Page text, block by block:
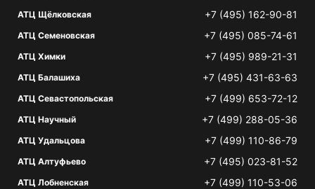
АТЦ Щёлковская +7 (495) 162-90-81
АТЦ Семеновская +7 (495) 085-74-61
АТЦ Химки +7 (495) 989-21-31
АТЦ Балашиха +7 (495) 431-63-63
АТЦ Севастопольская +7 (499) 653-72-12
АТЦ Научный +7 (499) 288-05-36
АТЦ Удальцова +7 (499) 110-86-79
АТЦ Алтуфьево +7 (495) 023-81-52
АТЦ Лобненская +7 (499) 110-53-06